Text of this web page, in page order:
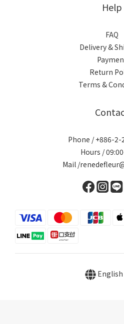
Help
FAQ
Delivery &
Return
Terms &
Phone / +886-2-
Hours /
Mail /
English